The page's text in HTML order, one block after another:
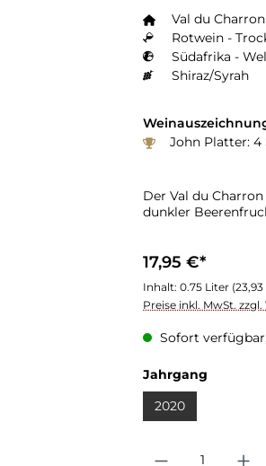
Val du Charron
Rotwein -
Südafrika -
Shiraz/Syrah
John Platter: 4
Der Val du
dunkler
17,95 €*
Inhalt: 0.75 Liter
Preise inkl. MwSt.
Sofort
Jahrgang
2020